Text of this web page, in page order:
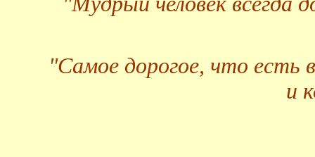
"Самое дорогое, что есть
и